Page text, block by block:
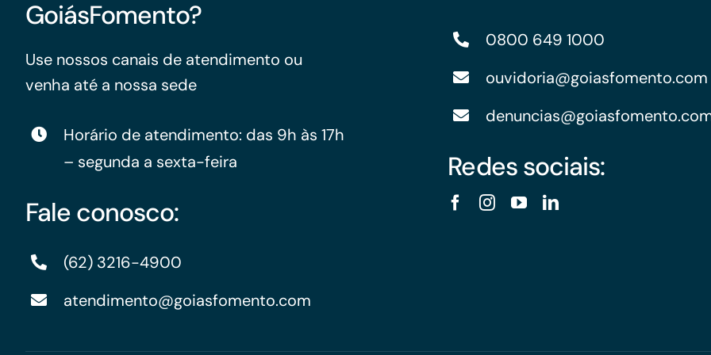
GoiásFomento?
Use nossos canais de atendimento ou
venha até a nossa sede
Horário de atendimento: das 9h às 17h
– segunda a sexta-feira
Fale conosco:
(62) 3216-4900
atendimento@goiasfomento.com
0800 649 1000
ouvidoria@goiasfomento.com
Redes sociais: